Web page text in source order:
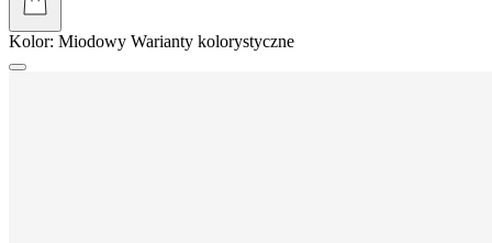
Kolor: Miodowy Warianty kolorystyczne